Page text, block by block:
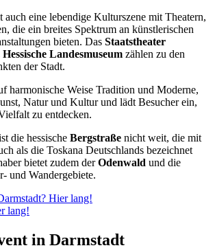
auch eine lebendige Kulturszene mit Theatern,
die ein breites Spektrum an künstlerischen
bieten. Das Staatstheater
Hessische Landesmuseum zählen zu den
der Stadt.
harmonische Weise Tradition und Moderne,
Natur und Kultur und lädt Besucher ein,
zu entdecken.
die hessische Bergstraße nicht weit, die mit
als die Toskana Deutschlands bezeichnet
bietet zudem derOdenwald und die
und Wandergebiete.
Hier lang!
lang!
in Darmstadt